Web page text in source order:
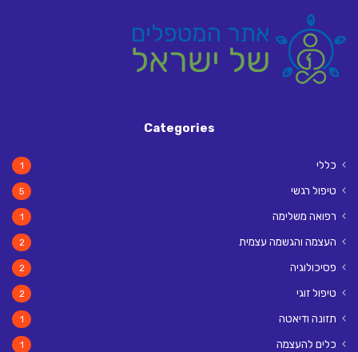
Categories
כללי 1
טיפול רגשי 5
רפואה משלימה 1
העצמה והגשמה עצמית 2
פסיכולוגיה 2
טיפול זוגי 2
תזונה ודיאטה 1
כלים להעצמה 1